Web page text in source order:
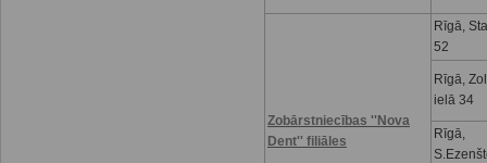
Zobārstniecības ''Nova
Dent'' filiāles
Rīgā,
52
Rīgā,
ielā 34
Rīgā,